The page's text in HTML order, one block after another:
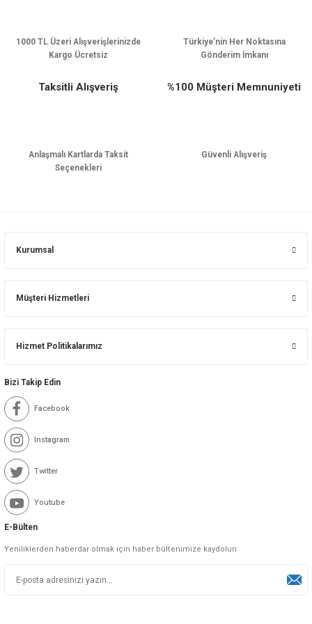
1000 TL Üzeri Alışverişlerinizde
Kargo Ücretsiz
Türkiye’nin Her Noktasına
Gönderim İmkanı
Taksitli Alışveriş
Anlaşmalı Kartlarda Taksit
Seçenekleri
%100 Müşteri Memnuniyeti
Güvenli Alışveriş
Kurumsal
Müşteri Hizmetleri
Hizmet Politikalarımız
Bizi Takip Edin
Facebook
Instagram
Twitter
Youtube
E-Bülten
Yeniliklerden haberdar olmak için haber bültenimize kaydolun